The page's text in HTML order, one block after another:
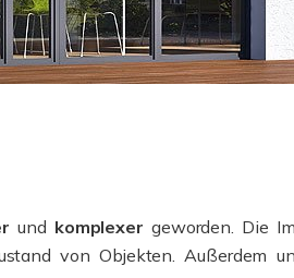
und komplexer geworden. Die
von Objekten. Außerdem